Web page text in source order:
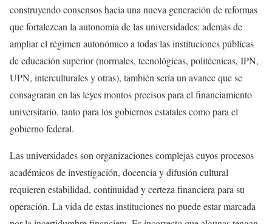
construyendo consensos hacia una nueva generación de reformas
que fortalezcan la autonomía de las universidades: además de
ampliar el régimen autonómico a todas las instituciones públicas
de educación superior (normales, tecnológicas, politécnicas, IPN,
UPN, interculturales y otras), también sería un avance que se
consagraran en las leyes montos precisos para el financiamiento
universitario, tanto para los gobiernos estatales como para el
gobierno federal.
Las universidades son organizaciones complejas cuyos procesos
académicos de investigación, docencia y difusión cultural
requieren estabilidad, continuidad y certeza financiera para su
operación. La vida de estas instituciones no puede estar marcada